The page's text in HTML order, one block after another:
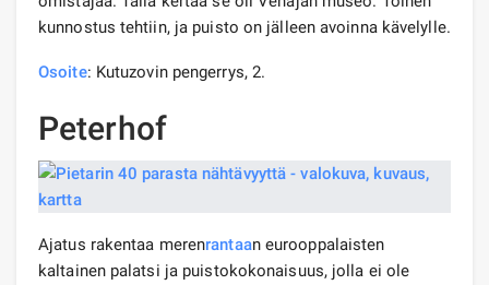
kunnostus tehtiin, ja puisto on jälleen avoinna kävelylle.
Osoite: Kutuzovin pengerrys, 2.
Peterhof
Ajatus rakentaa merenrantaan eurooppalaisten
kaltainen palatsi ja puistokokonaisuus, jolla ei ole